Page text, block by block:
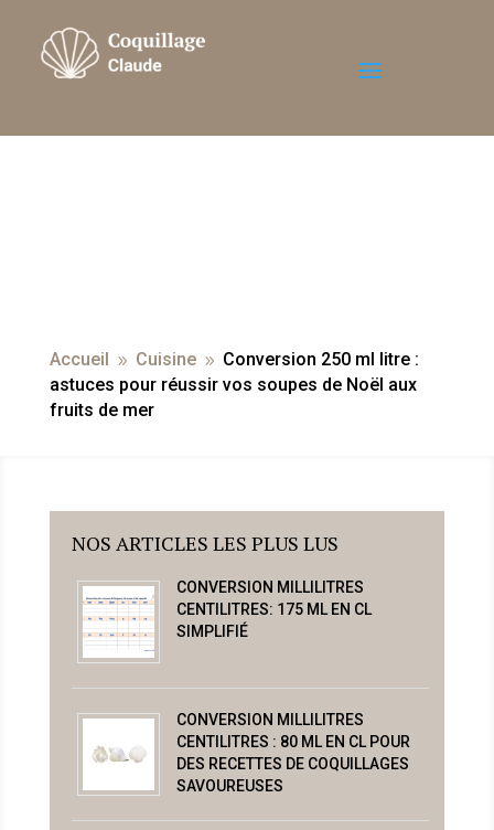
Accueil 9 Cuisine 9 Conversion 250 ml litre :
astuces pour réussir vos soupes de Noël aux
fruits de mer
NOS ARTICLES LES PLUS LUS
CONVERSION MILLILITRES
CENTILITRES: 175 ML EN CL
SIMPLIFIÉ
CONVERSION MILLILITRES
CENTILITRES : 80 ML EN CL POUR
DES RECETTES DE COQUILLAGES
SAVOUREUSES